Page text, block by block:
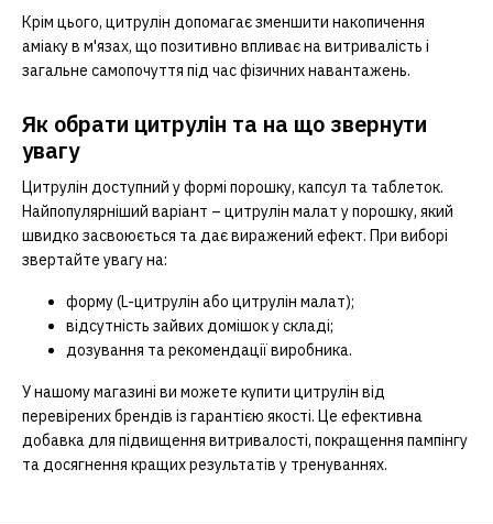
Крім цього, цитрулін допомагає зменшити накопичення
аміаку в м'язах, що позитивно впливає на витривалість і
загальне самопочуття під час фізичних навантажень.
Як обрати цитрулін та на що звернути
увагу
Цитрулін доступний у формі порошку, капсул та таблеток.
Найпопулярніший варіант – цитрулін малат у порошку, який
швидко засвоюється та дає виражений ефект. При виборі
звертайте увагу на:
форму (L-цитрулін або цитрулін малат);
відсутність зайвих домішок у складі;
дозування та рекомендації виробника.
У нашому магазині ви можете купити цитрулін від
перевірених брендів із гарантією якості. Це ефективна
добавка для підвищення витривалості, покращення пампінгу
та досягнення кращих результатів у тренуваннях.